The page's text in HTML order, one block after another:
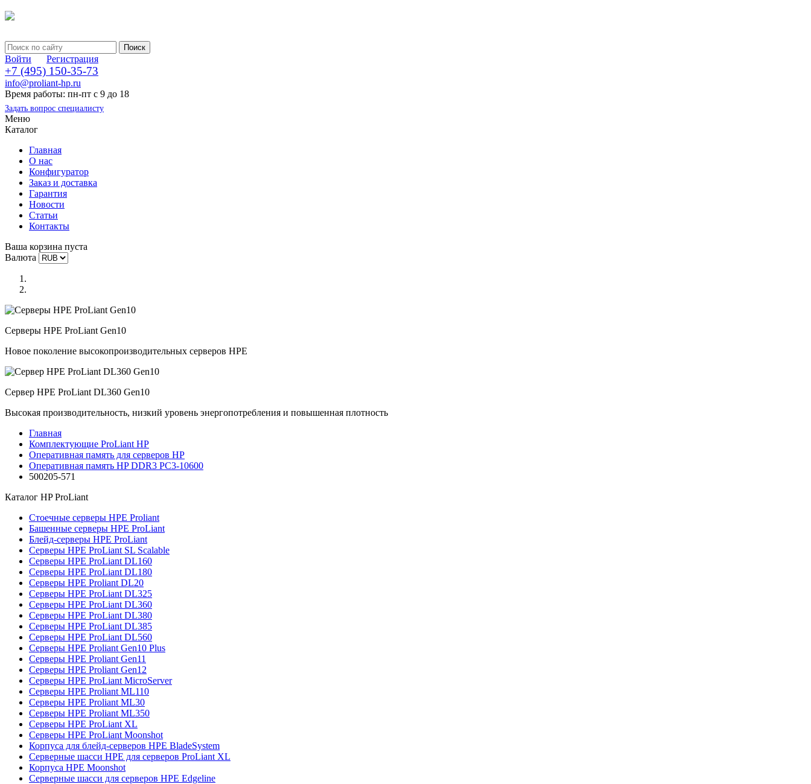
Войти Регистрация
+7 (495) 150-35-73
info@proliant-hp.ru
Время работы: пн-пт с 9 до 18
Задать вопрос специалисту
Меню
Каталог
Главная
О нас
Конфигуратор
Заказ и доставка
Гарантия
Новости
Статьи
Контакты
Ваша корзина пуста
Валюта
Серверы HPE ProLiant Gen10
Новое поколение высокопроизводительных серверов HPE
Сервер HPE ProLiant DL360 Gen10
Высокая производительность, низкий уровень энергопотребления и повышенная плотность
Главная
Комплектующие ProLiant HP
Оперативная память для серверов HP
Оперативная память HP DDR3 PC3-10600
500205-571
Каталог HP ProLiant
Стоечные серверы HPE Proliant
Башенные серверы HPE ProLiant
Блейд-серверы HPE ProLiant
Серверы HPE ProLiant SL Scalable
Серверы HPE ProLiant DL160
Серверы HPE ProLiant DL180
Серверы HPE Proliant DL20
Серверы HPE ProLiant DL325
Серверы HPE ProLiant DL360
Серверы HPE ProLiant DL380
Серверы HPE ProLiant DL385
Серверы HPE ProLiant DL560
Серверы HPE Proliant Gen10 Plus
Серверы HPE Proliant Gen11
Серверы HPE Proliant Gen12
Серверы HPE ProLiant MicroServer
Серверы HPE Proliant ML110
Серверы HPE Proliant ML30
Серверы HPE Proliant ML350
Серверы HPE ProLiant XL
Серверы HPE ProLiant Moonshot
Корпуса для блейд-серверов HPE BladeSystem
Серверные шасси HPE для серверов ProLiant XL
Корпуса HPE Moonshot
Серверные шасси для серверов HPE Edgeline